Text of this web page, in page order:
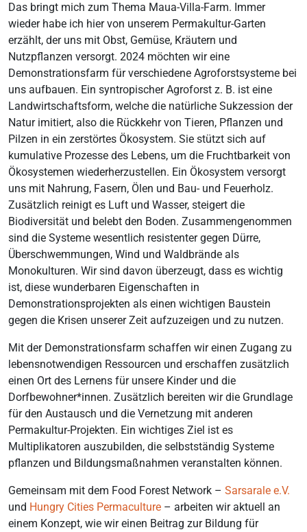
Das bringt mich zum Thema Maua-Villa-Farm. Immer
wieder habe ich hier von unserem Permakultur-Garten
erzählt, der uns mit Obst, Gemüse, Kräutern und
Nutzpflanzen versorgt. 2024 möchten wir eine
Demonstrationsfarm für verschiedene Agroforstsysteme bei
uns aufbauen. Ein syntropischer Agroforst z. B. ist eine
Landwirtschaftsform, welche die natürliche Sukzession der
Natur imitiert, also die Rückkehr von Tieren, Pflanzen und
Pilzen in ein zerstörtes Ökosystem. Sie stützt sich auf
kumulative Prozesse des Lebens, um die Fruchtbarkeit von
Ökosystemen wiederherzustellen. Ein Ökosystem versorgt
uns mit Nahrung, Fasern, Ölen und Bau- und Feuerholz.
Zusätzlich reinigt es Luft und Wasser, steigert die
Biodiversität und belebt den Boden. Zusammengenommen
sind die Systeme wesentlich resistenter gegen Dürre,
Überschwemmungen, Wind und Waldbrände als
Monokulturen. Wir sind davon überzeugt, dass es wichtig
ist, diese wunderbaren Eigenschaften in
Demonstrationsprojekten als einen wichtigen Baustein
gegen die Krisen unserer Zeit aufzuzeigen und zu nutzen.
Mit der Demonstrationsfarm schaffen wir einen Zugang zu
lebensnotwendigen Ressourcen und erschaffen zusätzlich
einen Ort des Lernens für unsere Kinder und die
Dorfbewohner*innen. Zusätzlich bereiten wir die Grundlage
für den Austausch und die Vernetzung mit anderen
Permakultur-Projekten. Ein wichtiges Ziel ist es
Multiplikatoren auszubilden, die selbstständig Systeme
pflanzen und Bildungsmaßnahmen veranstalten können.
Gemeinsam mit dem Food Forest Network – Sarsarale e.V.
und Hungry Cities Permaculture – arbeiten wir aktuell an
einem Konzept, wie wir einen Beitrag zur Bildung für